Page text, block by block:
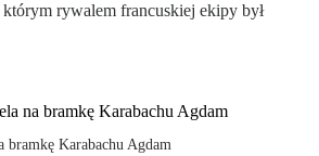
rywalem francuskiej ekipy był
Karabachu Agdam